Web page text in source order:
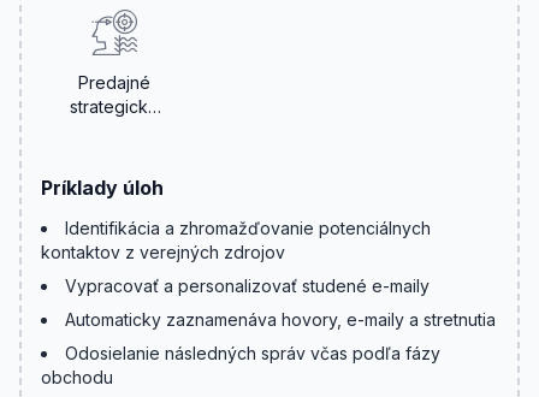
Predajné
strategické
Príklady úloh
Identifikácia a zhromažďovanie potenciálnych
kontaktov z verejných zdrojov
Vypracovať a personalizovať studené e-maily
Automaticky zaznamenáva hovory, e-maily a stretnutia
Odosielanie následných správ včas podľa fázy
obchodu